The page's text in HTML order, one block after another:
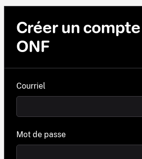
Créer un compte
ONF
Courriel
Mot de passe